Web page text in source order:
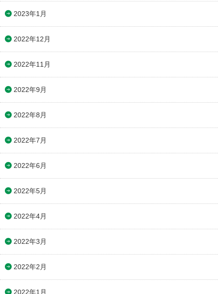
2023年1月
2022年12月
2022年11月
2022年9月
2022年8月
2022年7月
2022年6月
2022年5月
2022年4月
2022年3月
2022年2月
2022年1月